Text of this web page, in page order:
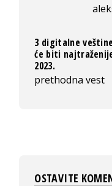
3 digitalne
će biti
2023.
prethodna vest
OSTAVITE